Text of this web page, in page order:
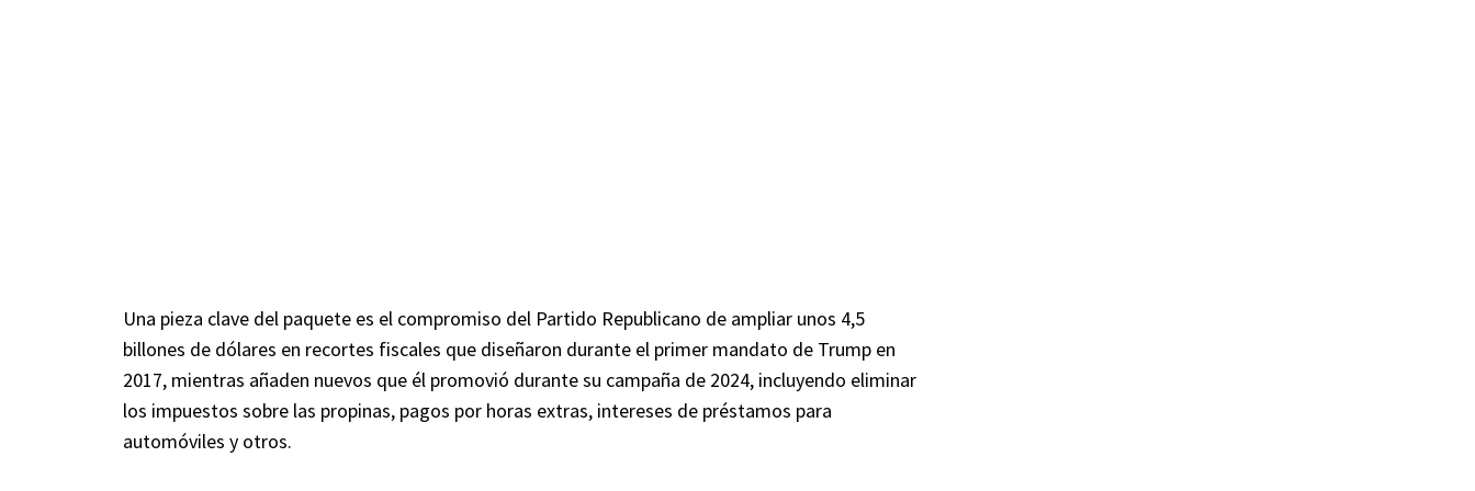
Una pieza clave del paquete es el compromiso del Partido Republicano de ampliar unos 4,5
billones de dólares en recortes fiscales que diseñaron durante el primer mandato de Trump en
2017, mientras añaden nuevos que él promovió durante su campaña de 2024, incluyendo eliminar
los impuestos sobre las propinas, pagos por horas extras, intereses de préstamos para
automóviles y otros.